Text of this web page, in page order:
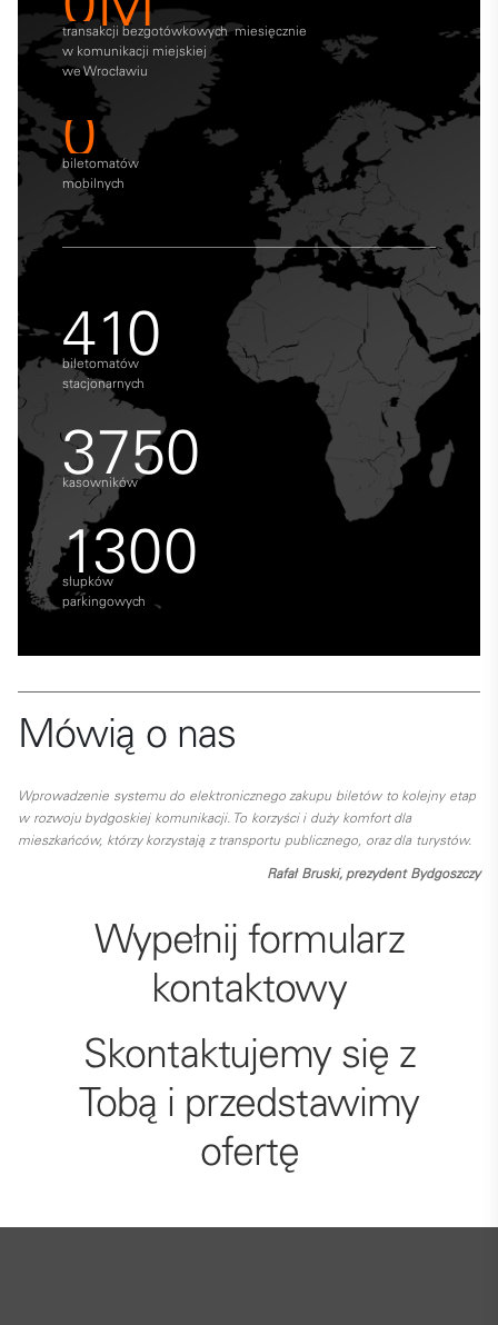
transakcji bezgotówkowych miesięcznie
w komunikacji miejskiej
we Wrocławiu
0
biletomatów
mobilnych
410
biletomatów
stacjonarnych
3750
kasowników
1300
słupków
parkingowych
Mówią o nas
Wprowadzenie systemu do elektronicznego zakupu biletów to kolejny etap
w rozwoju bydgoskiej komunikacji. To korzyści i duży komfort dla
mieszkańców, którzy korzystają z transportu publicznego, oraz dla turystów.
Rafał Bruski, prezydent Bydgoszczy
Wypełnij formularz
kontaktowy
Skontaktujemy się z
Tobą i przedstawimy
ofertę